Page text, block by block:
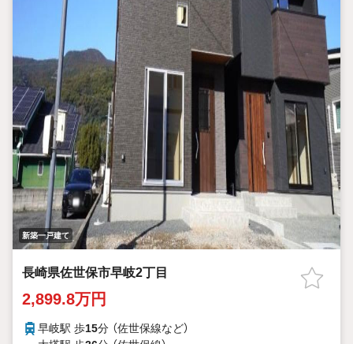
新築一戸建て
長崎県佐世保市早岐2丁目
2,899.8万円
早岐駅 歩15分 （佐世保線など）